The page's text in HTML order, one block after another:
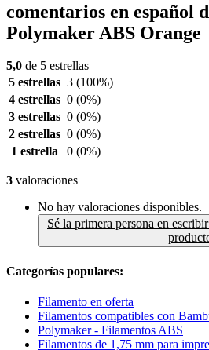
comentarios en español
Polymaker ABS Orange
5,0 de 5 estrellas
5 estrellas 3 (100%)
4 estrellas 0 (0%)
3 estrellas 0 (0%)
2 estrellas 0 (0%)
1 estrella
0 (0%)
3 valoraciones
No hay valoraciones disponibles.
Sé la primera persona en
Categorías populares:
Filamento en oferta
Filamentos compatibles con
Polymaker - Filamentos ABS
Filamentos de 1,75 mm para